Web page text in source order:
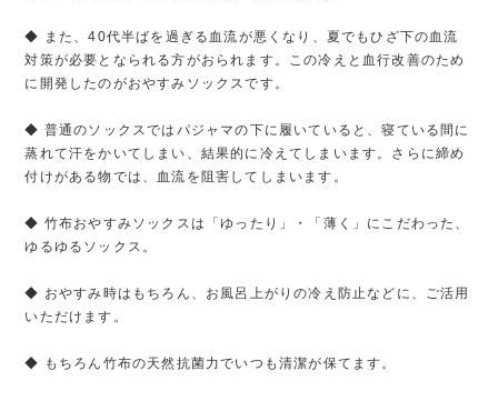
◆ また、40代半ばを過ぎる血流が悪くなり、夏でもひざ下の血流
対策が必要となられる方がおられます。この冷えと血行改善のため
に開発したのがおやすみソックスです。
◆ 普通のソックスではパジャマの下に履いていると、寝ている間に
蒸れて汗をかいてしまい、結果的に冷えてしまいます。さらに締め
付けがある物では、血流を阻害してしまいます。
◆ 竹布おやすみソックスは「ゆったり」・「薄く」にこだわった、
ゆるゆるソックス。
◆ おやすみ時はもちろん、お風呂上がりの冷え防止などに、ご活用
いただけます。
◆ もちろん竹布の天然抗菌力でいつも清潔が保てます。